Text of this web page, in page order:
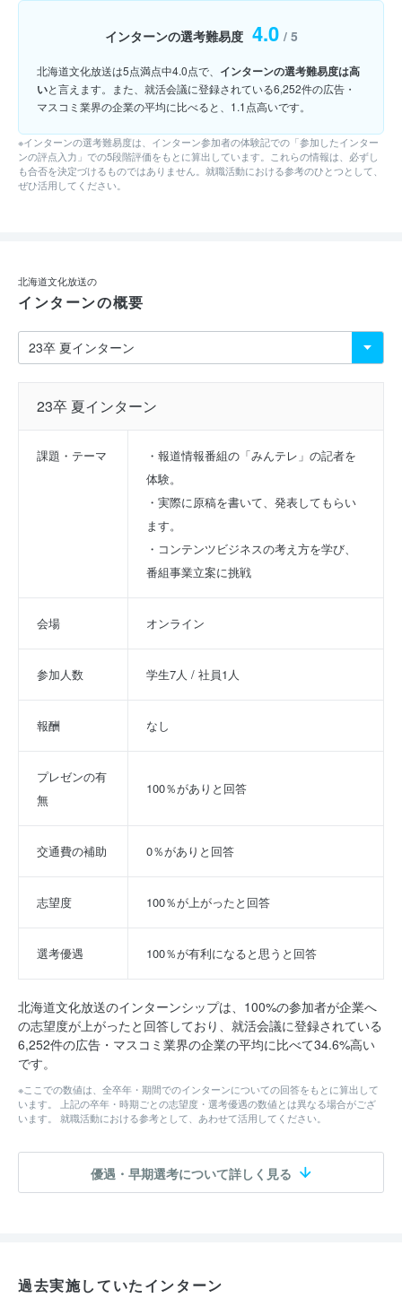
インターンの選考難易度 4.0 / 5
北海道文化放送は5点満点中4.0点で、 インターンの選考難易度は高
いと言えます。また、就活会議に登録されている6,252件の広告・
マスコミ業界の企業の平均に比べると、1.1点高いです。
※インターンの選考難易度は、インターン参加者の体験記での「参加したインター
ンの評点入力」での5段階評価をもとに算出しています。これらの情報は、必ずし
も合否を決定づけるものではありません。就職活動における参考のひとつとして、
ぜひ活用してください。
北海道文化放送の
インターンの概要
23卒 夏インターン
課題・テーマ
・報道情報番組の「みんテレ」の記者を
体験。
・実際に原稿を書いて、発表してもらい
ます。
・コンテンツビジネスの考え方を学び、
番組事業立案に挑戦
会場 オンライン
参加人数 学生7人 / 社員1人
報酬 なし
プレゼンの有
無
100％がありと回答
交通費の補助 0％がありと回答
志望度 100％が上がったと回答
選考優遇 100％が有利になると思うと回答
北海道文化放送のインターンシップは、100%の参加者が企業へ
の志望度が上がったと回答しており、就活会議に登録されている
6,252件の広告・マスコミ業界の企業の平均に比べて34.6%高い
です。
※ここでの数値は、全卒年・期間でのインターンについての回答をもとに算出して
います。 上記の卒年・時期ごとの志望度・選考優遇の数値とは異なる場合がござ
います。 就職活動における参考として、あわせて活用してください。
優遇・早期選考について詳しく見る
過去実施していたインターン